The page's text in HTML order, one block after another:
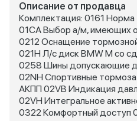
Описание от продавца
Комплектация: 0161 Норма
01CA Выбор а/м, имеющих
0212 Оснащение
021H Л/c диск BMW M со
0258 Шины допускающие
02NH Спортивные
АКПП 02VB Индикация
02VH Интегральное
0322 Комфортный доступ